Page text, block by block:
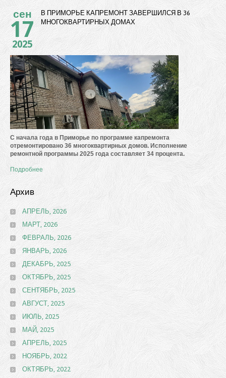
сен
17
2025
В ПРИМОРЬЕ КАПРЕМОНТ ЗАВЕРШИЛСЯ В 36
МНОГОКВАРТИРНЫХ ДОМАХ
C начала года в Приморье по программе капремонта
отремонтировано 36 многоквартирных домов. Исполнение
ремонтной программы 2025 года составляет 34 процента.
Подробнее
Архив
АПРЕЛЬ, 2026
МАРТ, 2026
ФЕВРАЛЬ, 2026
ЯНВАРЬ, 2026
ДЕКАБРЬ, 2025
ОКТЯБРЬ, 2025
СЕНТЯБРЬ, 2025
АВГУСТ, 2025
ИЮЛЬ, 2025
МАЙ, 2025
АПРЕЛЬ, 2025
НОЯБРЬ, 2022
ОКТЯБРЬ, 2022